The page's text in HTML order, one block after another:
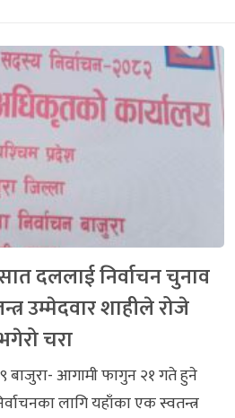
दललाई निर्वाचन चुनाव
उम्मेदवार शाहीले रोजे
चरा
बाजुरा- आगामी फागुन २१ गते हुने
लागि यहाँका एक स्वतन्त्र